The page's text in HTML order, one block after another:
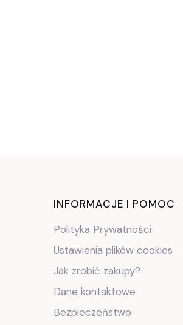
Linki w stopce
INFORMACJE I POMOC
Polityka Prywatności
Ustawienia plików cookies
Jak zrobić zakupy?
Dane kontaktowe
Bezpieczeństwo